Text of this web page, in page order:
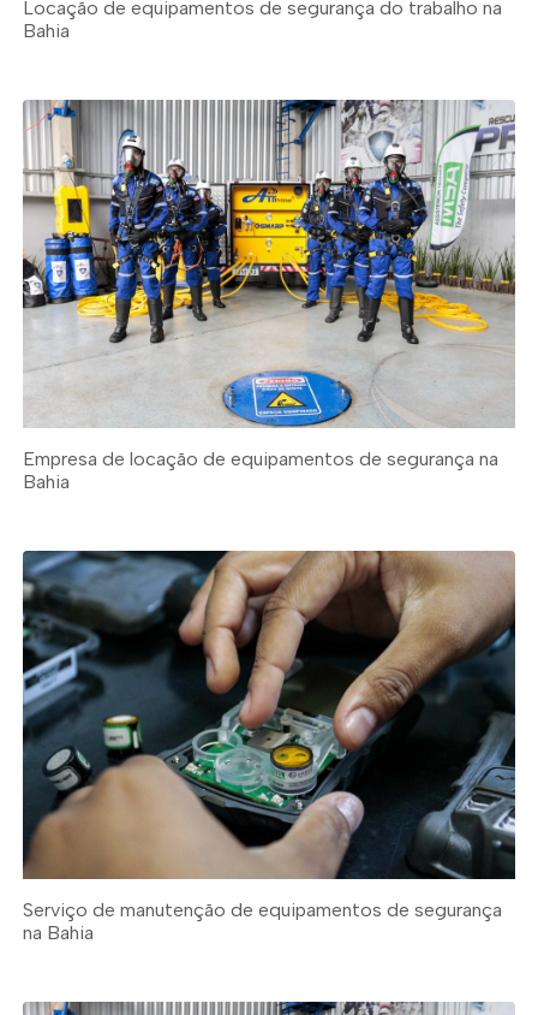
Locação de equipamentos de segurança do trabalho na
Bahia
Empresa de locação de equipamentos de segurança na
Bahia
Serviço de manutenção de equipamentos de segurança
na Bahia